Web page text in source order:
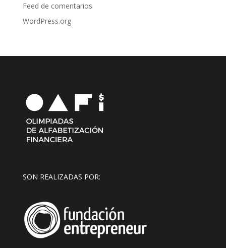
Feed de comentarios
WordPress.org
SON REALIZADAS POR: